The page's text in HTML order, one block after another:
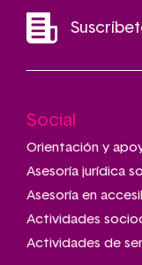
Main
navigation
Social
Orientación y
Asesoría jurídica
Asesoría en
Actividades
Actividades de